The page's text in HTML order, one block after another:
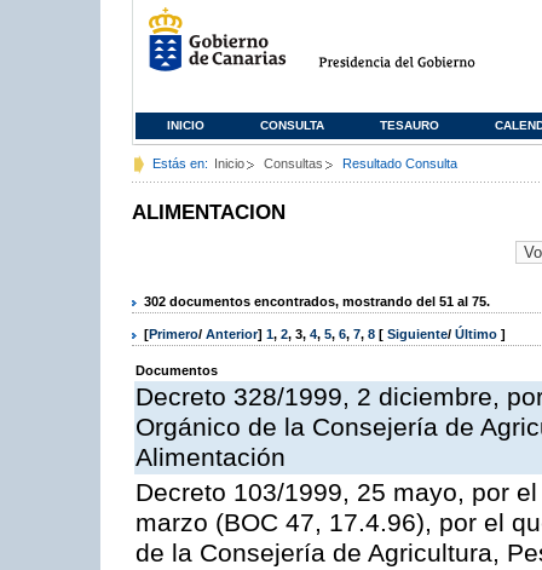
INICIO CONSULTA TESAURO
Estás en: Inicio Consultas Resultado Consulta
ALIMENTACION
302 documentos encontrados, mostrando del 51 al 75.
[Primero/ Anterior] 1, 2, 3, 4, 5, 6, 7, 8 [ Siguiente/ Último ]
Documentos
Decreto 328/1999, 2 diciembre,
Orgánico de la Consejería de
Alimentación
Decreto 103/1999, 25 mayo, por
marzo (BOC 47, 17.4.96), por el
de la Consejería de Agricultura,